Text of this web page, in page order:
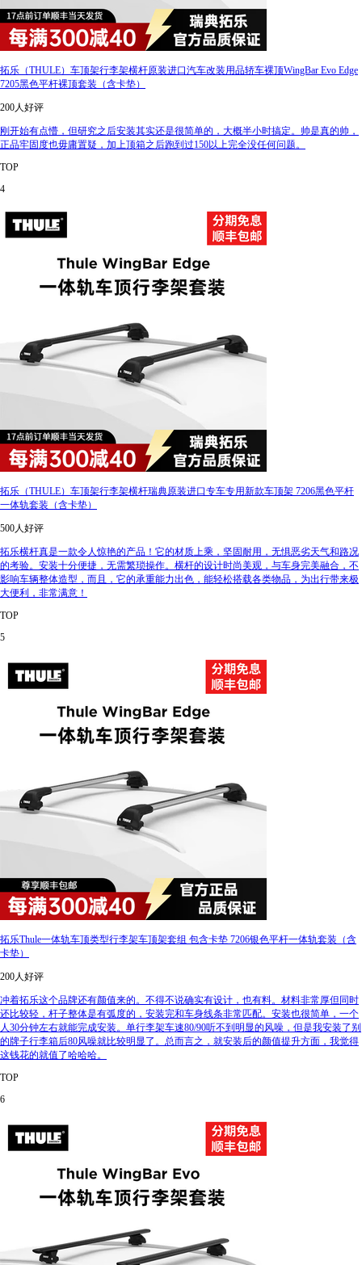
拓乐（THULE）车顶架行李架横杆原装进口汽车改装用品轿车裸顶WingBar Evo Edge
7205黑色平杆裸顶套装（含卡垫）
200人好评
刚开始有点懵，但研究之后安装其实还是很简单的，大概半小时搞定。帅是真的帅，
正品牢固度也毋庸置疑，加上顶箱之后跑到过150以上完全没任何问题。
TOP
4
拓乐（THULE）车顶架行李架横杆瑞典原装进口专车专用新款车顶架 7206黑色平杆
一体轨套装（含卡垫）
500人好评
拓乐横杆真是一款令人惊艳的产品！它的材质上乘，坚固耐用，无惧恶劣天气和路况
的考验。安装十分便捷，无需繁琐操作。横杆的设计时尚美观，与车身完美融合，不
影响车辆整体造型，而且，它的承重能力出色，能轻松搭载各类物品，为出行带来极
大便利，非常满意！
TOP
5
拓乐Thule一体轨车顶类型行李架车顶架套组 包含卡垫 7206银色平杆一体轨套装（含
卡垫）
200人好评
冲着拓乐这个品牌还有颜值来的。不得不说确实有设计，也有料。材料非常厚但同时
还比较轻，杆子整体是有弧度的，安装完和车身线条非常匹配。安装也很简单，一个
人30分钟左右就能完成安装。单行李架车速80/90听不到明显的风噪，但是我安装了别
的牌子行李箱后80风噪就比较明显了。总而言之，就安装后的颜值提升方面，我觉得
这钱花的就值了哈哈哈。
TOP
6